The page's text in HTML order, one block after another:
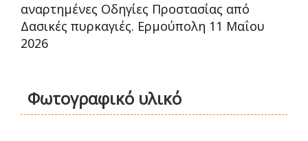
αναρτημένες Οδηγίες Προστασίας από
Δασικές πυρκαγιές. Ερμούπολη 11 Μαΐου
2026
Φωτογραφικό υλικό